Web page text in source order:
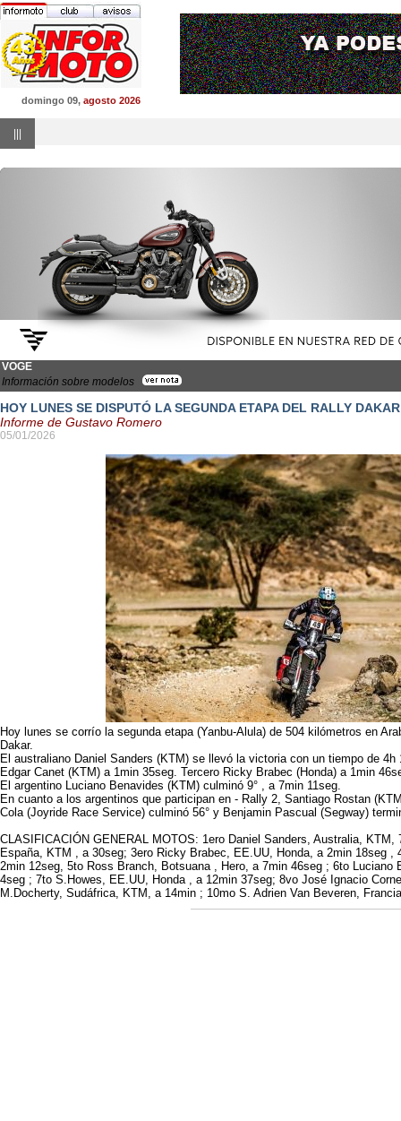
domingo 09, agosto 2026
VOGE
Información sobre modelos
HOY LUNES SE DISPUTÓ LA SEGUNDA ETAPA DEL RALLY DAKAR
Informe de Gustavo Romero
05/01/2026
Hoy lunes se corrío la segunda etapa (Yanbu-Alula) de 504 kilómetros en
Dakar.
El australiano Daniel Sanders (KTM) se llevó la victoria con un tiempo de
Edgar Canet (KTM) a 1min 35seg. Tercero Ricky Brabec (Honda) a 1min
El argentino Luciano Benavides (KTM) culminó 9° , a 7min 11seg.
En cuanto a los argentinos que participan en - Rally 2, Santiago Rostan
Cola (Joyride Race Service) culminó 56° y Benjamin Pascual (Segway)
CLASIFICACIÓN GENERAL MOTOS: 1ero Daniel Sanders, Australia, KTM,
España, KTM , a 30seg; 3ero Ricky Brabec, EE.UU, Honda, a 2min 18seg ,
2min 12seg, 5to Ross Branch, Botsuana , Hero, a 7min 46seg ; 6to Luciano
4seg ; 7to S.Howes, EE.UU, Honda , a 12min 37seg; 8vo José Ignacio
M.Docherty, Sudáfrica, KTM, a 14min ; 10mo S. Adrien Van Beveren,